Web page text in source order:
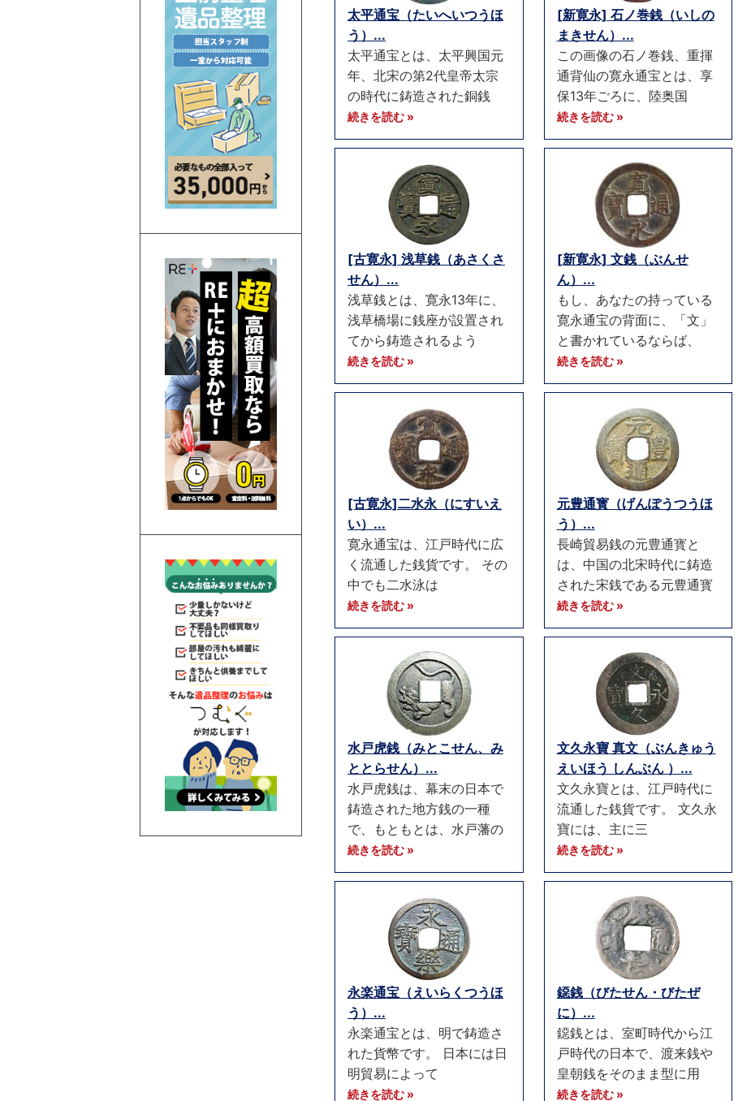
太平通宝（たいへいつうほ
う）...
太平通宝とは、太平興国元
年、北宋の第2代皇帝太宗
の時代に鋳造された銅銭
続きを読む »
[新寛永] 石ノ巻銭（いしの
まきせん）...
この画像の石ノ巻銭、重揮
通背仙の寛永通宝とは、享
保13年ごろに、陸奥国
続きを読む »
[古寛永] 浅草銭（あさくさ
せん）...
浅草銭とは、寛永13年に、
浅草橋場に銭座が設置され
てから鋳造されるよう
続きを読む »
[新寛永] 文銭（ぶんせ
ん）...
もし、あなたの持っている
寛永通宝の背面に、「文」
と書かれているならば、
続きを読む »
[古寛永]二水永（にすいえ
い）...
寛永通宝は、江戸時代に広
く流通した銭貨です。 その
中でも二水泳は
続きを読む »
元豊通寳（げんぽうつうほ
う）...
長崎貿易銭の元豊通寳と
は、中国の北宋時代に鋳造
された宋銭である元豊通寳
続きを読む »
水戸虎銭（みとこせん、み
ととらせん）...
水戸虎銭は、幕末の日本で
鋳造された地方銭の一種
で、もともとは、水戸藩の
続きを読む »
文久永寶 真文（ぶんきゅう
えいほう しんぶん ）...
文久永寶とは、江戸時代に
流通した銭貨です。 文久永
寶には、主に三
続きを読む »
永楽通宝（えいらくつうほ
う）...
永楽通宝とは、明で鋳造さ
れた貨幣です。 日本には日
明貿易によって
続きを読む »
鐚銭（びたせん・びたぜ
に）...
鐚銭とは、室町時代から江
戸時代の日本で、渡来銭や
皇朝銭をそのまま型に用
続きを読む »